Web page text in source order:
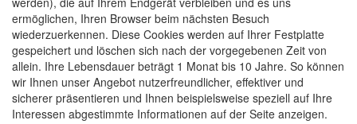
ermöglichen, Ihren Browser beim nächsten Besuch
wiederzuerkennen. Diese Cookies werden auf Ihrer Festplatte
gespeichert und löschen sich nach der vorgegebenen Zeit von
allein. Ihre Lebensdauer beträgt 1 Monat bis 10 Jahre. So können
wir Ihnen unser Angebot nutzerfreundlicher, effektiver und
sicherer präsentieren und Ihnen beispielsweise speziell auf Ihre
Interessen abgestimmte Informationen auf der Seite anzeigen.